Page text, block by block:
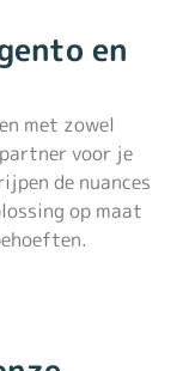
en
met zowel
voor je
de nuances
op maat